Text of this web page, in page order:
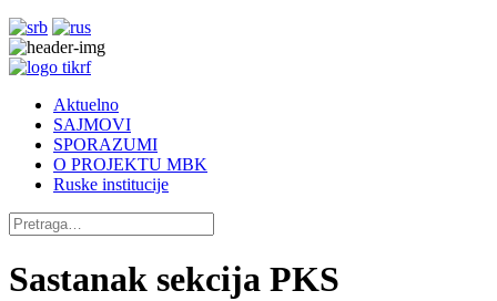
Aktuelno
SAJMOVI
SPORAZUMI
O PROJEKTU MBK
Ruske institucije
Sastanak sekcija PKS